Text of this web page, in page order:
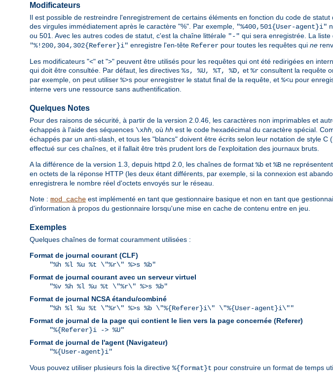
Modificateurs
Il est possible de restreindre l'enregistrement de certains éléments en fonction du code de
des virgules immédiatement après le caractère "%". Par exemple,
"%400,501{User-agent}i"
ou 501. Avec les autres codes de statut, c'est la chaîne littérale "-" qui sera enregistrée. La
"%!200,304,302{Referer}i" enregistre l'en-tête Referer pour toutes les requêtes qui ne
Les modificateurs "<" et ">" peuvent être utilisés pour les requêtes qui ont été redirigées en
qui doit être consultée. Par défaut, les directives %s, %U, %T, %D, et %r consultent la requête
par exemple, on peut utiliser %>s pour enregistrer le statut final de la requête, et %<u pour
interne vers une ressource sans authentification.
Quelques Notes
Pour des raisons de sécurité, à partir de la version 2.0.46, les caractères non imprimables et
échappés à l'aide des séquences \xhh, où hh est le code hexadécimal du caractère spécial.
échappés par un anti-slash, et tous les "blancs" doivent être écrits selon leur notation de style C (
effectué sur ces chaînes, et il fallait être très prudent lors de l'exploitation des journaux bruts.
A la différence de la version 1.3, depuis httpd 2.0, les chaînes de format %b et %B ne
en octets de la réponse HTTP (les deux étant différents, par exemple, si la connexion est
enregistrera le nombre réel d'octets envoyés sur le réseau.
Note : mod_cache est implémenté en tant que gestionnaire basique et non en tant que
d'information à propos du gestionnaire lorsqu'une mise en cache de contenu entre en jeu.
Exemples
Quelques chaînes de format couramment utilisées :
Format de journal courant (CLF)
"%h %l %u %t \"%r\" %>s %b"
Format de journal courant avec un serveur virtuel
"%v %h %l %u %t \"%r\" %>s %b"
Format de journal NCSA étandu/combiné
"%h %l %u %t \"%r\" %>s %b \"%{Referer}i\" \"%{User-agent}i\""
Format de journal de la page qui contient le lien vers la page concernée (Referer)
"%{Referer}i -> %U"
Format de journal de l'agent (Navigateur)
"%{User-agent}i"
Vous pouvez utiliser plusieurs fois la directive %{format}t pour construire un format de temps